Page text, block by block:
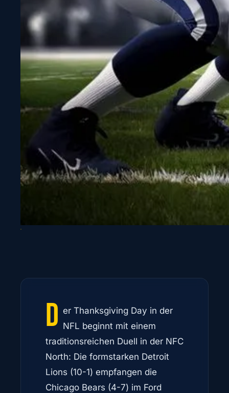
D er Thanksgiving Day in der
NFL beginnt mit einem
traditionsreichen Duell in der NFC
North: Die formstarken Detroit
Lions (10-1) empfangen die
Chicago Bears (4-7) im Ford